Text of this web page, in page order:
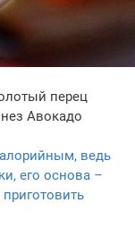
перец
Авокадо
ведь
его основа –